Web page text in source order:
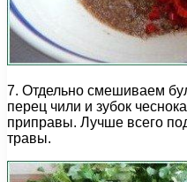
7. Отдельно смешиваем
перец чили и зубок
приправы. Лучше всего
травы.